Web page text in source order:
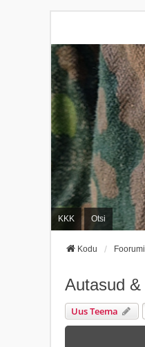
KKK Otsi
Kodu
Autasud
Uus Teema